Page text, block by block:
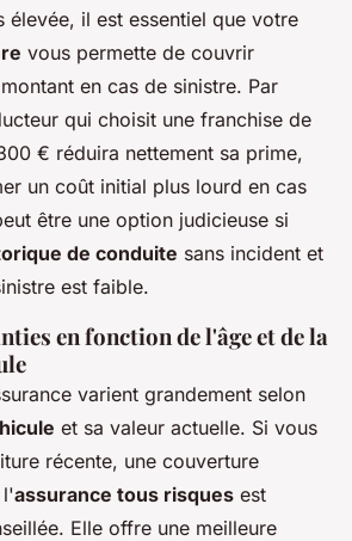
élevée, il est essentiel que votre
vous permette de couvrir
en cas de sinistre. Par
qui choisit une franchise de
€ réduira nettement sa prime,
un coût initial plus lourd en cas
être une option judicieuse si
de conduite sans incident et
est faible.
en fonction de l'âge et de la
varient grandement selon
et sa valeur actuelle. Si vous
récente, une couverture
l'assurance tous risques est
Elle offre une meilleure